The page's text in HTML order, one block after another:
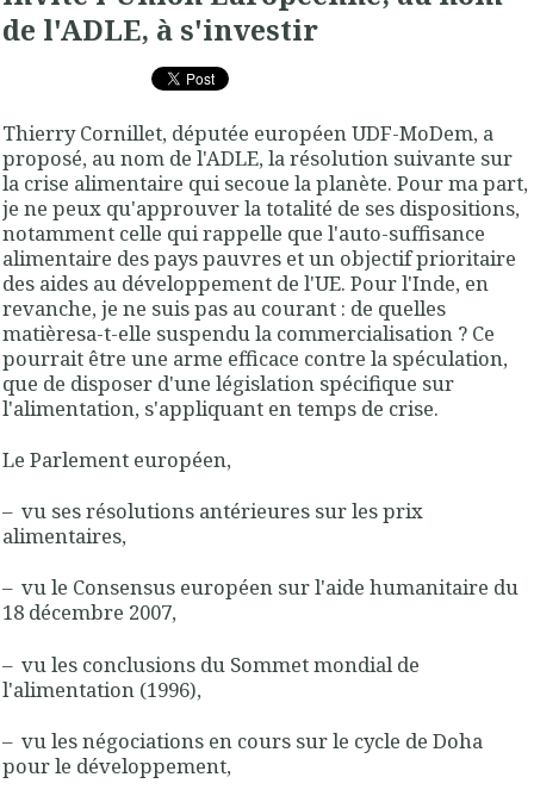
de l'ADLE, à s'investir
Thierry Cornillet, députée européen UDF-MoDem, a
proposé, au nom de l'ADLE, la résolution suivante sur
la crise alimentaire qui secoue la planète. Pour ma part,
je ne peux qu'approuver la totalité de ses dispositions,
notamment celle qui rappelle que l'auto-suffisance
alimentaire des pays pauvres et un objectif prioritaire
des aides au développement de l'UE. Pour l'Inde, en
revanche, je ne suis pas au courant : de quelles
matièresa-t-elle suspendu la commercialisation ? Ce
pourrait être une arme efficace contre la spéculation,
que de disposer d'une législation spécifique sur
l'alimentation, s'appliquant en temps de crise.
Le Parlement européen,
– vu ses résolutions antérieures sur les prix
alimentaires,
– vu le Consensus européen sur l'aide humanitaire du
18 décembre 2007,
– vu les conclusions du Sommet mondial de
l'alimentation (1996),
– vu les négociations en cours sur le cycle de Doha
pour le développement,